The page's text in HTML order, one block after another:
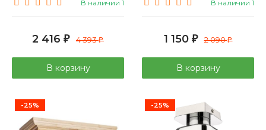
В наличии 1
2 416 ₽ 4 393₽
В корзину
В наличии 1
1 150 ₽ 2 090₽
В корзину
-25% -25%